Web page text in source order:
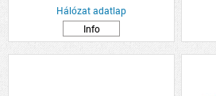
Hálózat adatlap
Info